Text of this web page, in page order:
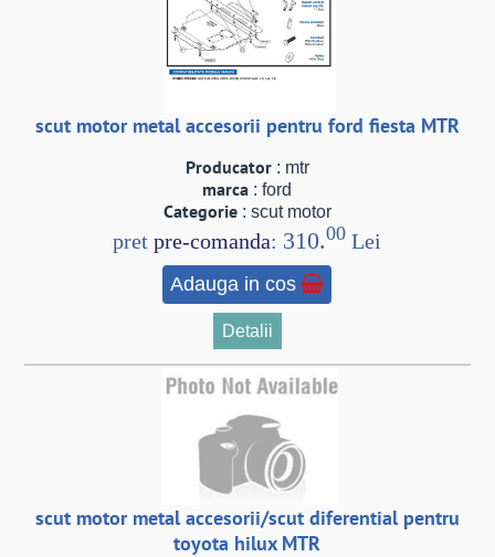
scut motor metal accesorii pentru ford fiesta MTR
Producator: mtr
marca : ford
Categorie: scut motor
pretpre-comanda: 310.00 Lei
Adauga in cos
Detalii
scut motor metal accesorii/scut diferential pentru
toyota hilux MTR